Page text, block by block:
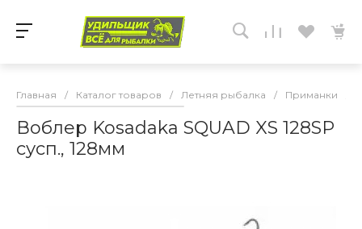
Главная / Каталог товаров / Летняя рыбалка / Приманки
Воблер Kosadaka SQUAD XS 128SP
сусп., 128мм